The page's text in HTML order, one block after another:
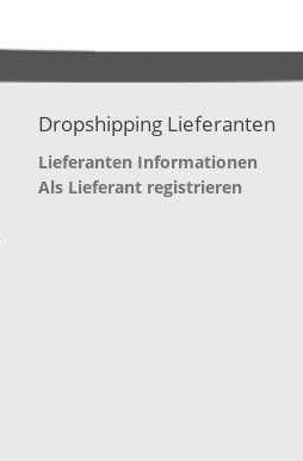
Dropshipping Lieferanten
Lieferanten Informationen
Als Lieferant registrieren